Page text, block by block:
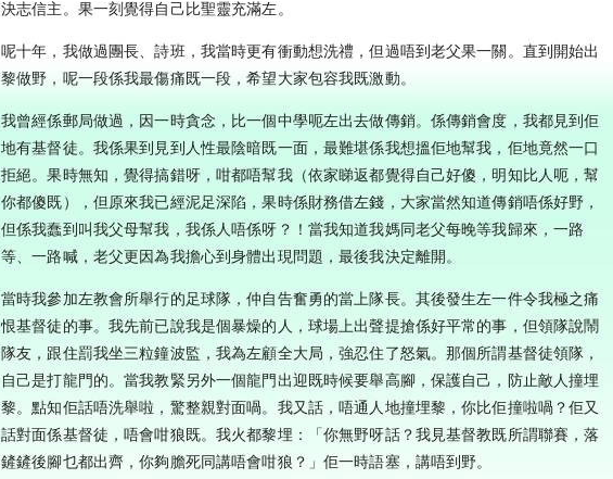
決志信主。果一刻覺得自己比聖靈充滿左。
呢十年，我做過團長、詩班，我當時更有衝動想洗禮，但過唔到老父果一關。直到開始出
黎做野，呢一段係我最傷痛既一段，希望大家包容我既激動。
我曾經係郵局做過，因一時貪念，比一個中學呃左出去做傳銷。係傳銷會度，我都見到佢
地有基督徒。我係果到見到人性最陰暗既一面，最難堪係我想搵佢地幫我，佢地竟然一口
拒絕。果時無知，覺得搞錯呀，咁都唔幫我（依家睇返都覺得自己好傻，明知比人呃，幫
你都傻既），但原來我已經泥足深陷，果時係財務借左錢，大家當然知道傳銷唔係好野，
但係我蠢到叫我父母幫我，我係人唔係呀？！當我知道我媽同老父每晚等我歸來，一路
等、一路喊，老父更因為我擔心到身體出現問題，最後我決定離開。
當時我參加左教會所舉行的足球隊，仲自告奮勇的當上隊長。其後發生左一件令我極之痛
恨基督徒的事。我先前已說我是個暴燥的人，球場上出聲提搶係好平常的事，但領隊說鬧
隊友，跟住罰我坐三粒鐘波監，我為左顧全大局，強忍住了怒氣。那個所謂基督徒領隊，
自己是打龍門的。當我教緊另外一個龍門出迎既時候要舉高腳，保護自己，防止敵人撞埋
黎。點知佢話唔洗舉啦，驚整親對面喎。我又話，唔通人地撞埋黎，你比佢撞啦喎？佢又
話對面係基督徒，唔會咁狼既。我火都黎埋：「你無野呀話？我見基督教既所謂聯賽，落
鏟鏟後腳乜都出齊，你夠膽死同講唔會咁狼？」佢一時語塞，講唔到野。